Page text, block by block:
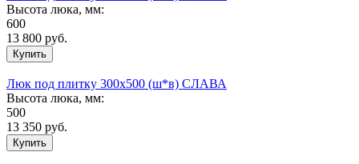
Высота люка, мм:
600
13 800 руб.
Люк под плитку 300х500 (ш*в) СЛАВА
Высота люка, мм:
500
13 350 руб.